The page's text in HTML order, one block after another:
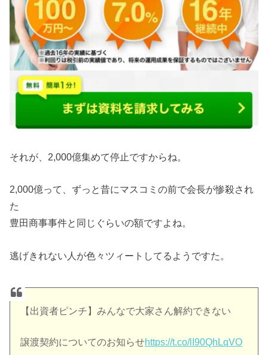
それが、2,000億集めて停止ですからね。
2,000億って、ずっと昔にマスコミの前で会長が惨殺され
た
豊田商事事件と同じぐらいの額ですよね。
逃げきれない人が色々ツィートしてるようですた。
【出資者ピンチ】みんなで大家さん解約できない
譲渡契約についてのお知らせhttps://t.co/lI90QhLqVO